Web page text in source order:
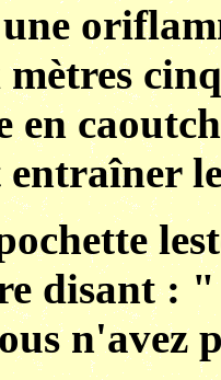
mètres
en
entraîner
disant : "
n'avez